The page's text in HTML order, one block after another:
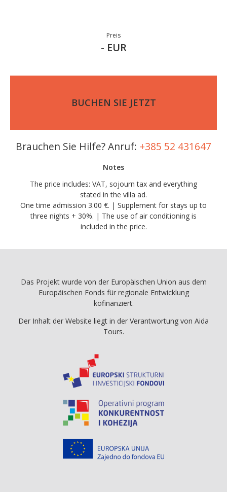
Preis
- EUR
BUCHEN SIE JETZT
Brauchen Sie Hilfe? Anruf: +385 52 431647
Notes
The price includes: VAT, sojourn tax and everything
stated in the villa ad.
One time admission 3.00 €. | Supplement for stays up to
three nights + 30%. | The use of air conditioning is
included in the price.
Das Projekt wurde von der Europäischen Union aus dem
Europäischen Fonds für regionale Entwicklung
kofinanziert.
Der Inhalt der Website liegt in der Verantwortung von Aida
Tours.